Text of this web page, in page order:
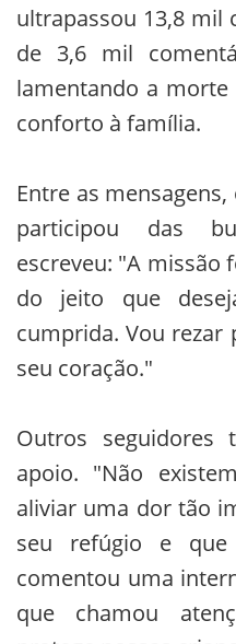
ultrapassou 13,8 mil
de 3,6 mil
lamentando a morte
conforto à família.
Entre as
participou das
escreveu: "A missão
do jeito que
cumprida. Vou rezar
seu coração."
Outros seguidores
apoio. "Não
aliviar uma dor tão
seu refúgio e
comentou uma
que chamou